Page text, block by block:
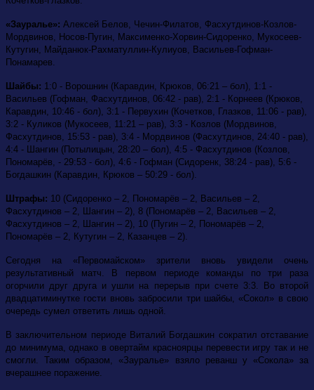
«Зауралье»: Алексей Белов, Чечин-Филатов, Фасхутдинов-Козлов-
Мордвинов, Носов-Пугин, Максименко-Хорвин-Сидоренко, Мукосеев-
Кутугин, Майданюк-Рахматуллин-Кулиуов, Васильев-Гофман-
Понамарев.
Шайбы: 1:0 - Ворошнин (Каравдин, Крюков, 06:21 – бол), 1:1 -
Васильев (Гофман, Фасхутдинов, 06:42 - рав), 2:1 - Корнеев (Крюков,
Каравдин, 10:46 - бол), 3:1 - Первухин (Кочетков, Глазков, 11:06 - рав),
3:2 - Куликов (Мукосеев, 11:21 – рав), 3:3 - Козлов (Мордвинов,
Фасхутдинов, 15:53 - рав), 3:4 - Мордвинов (Фасхутдинов, 24:40 - рав),
4:4 - Шангин (Потылицын, 28:20 – бол), 4:5 - Фасхутдинов (Козлов,
Пономарёв, - 29:53 - бол), 4:6 - Гофман (Сидоренк, 38:24 - рав), 5:6 -
Богдашкин (Каравдин, Крюков – 50:29 - бол).
Штрафы: 10 (Сидоренко – 2, Пономарёв – 2, Васильев – 2,
Фасхутдинов – 2, Шангин – 2), 8 (Пономарёв – 2, Васильев – 2,
Фасхутдинов – 2, Шангин – 2), 10 (Пугин – 2, Пономарёв – 2,
Пономарёв – 2, Кутугин – 2, Казанцев – 2).
Сегодня на «Первомайском» зрители вновь увидели очень
результативный матч. В первом периоде команды по три раза
огорчили друг друга и ушли на перерыв при счете 3:3. Во второй
двадцатиминутке гости вновь забросили три шайбы, «Сокол» в свою
очередь сумел ответить лишь одной.
В заключительном периоде Виталий Богдашкин сократил отставание
до минимума, однако в овертайм красноярцы перевести игру так и не
смогли. Таким образом, «Зауралье» взяло реванш у «Сокола» за
вчерашнее поражение.